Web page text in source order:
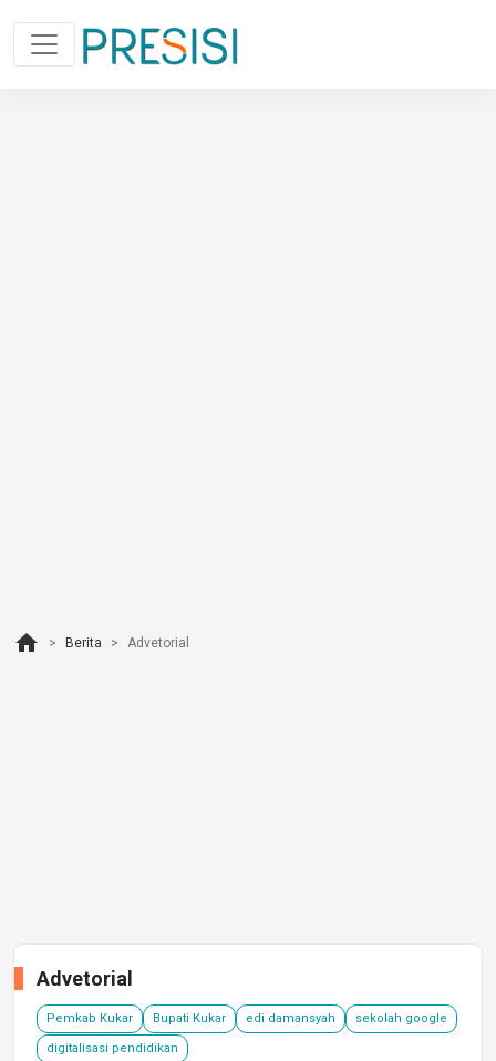
home Berita Advetorial
Advetorial
Pemkab Kukar Bupati Kukar edi damansyah sekolah google
digitalisasi pendidikan